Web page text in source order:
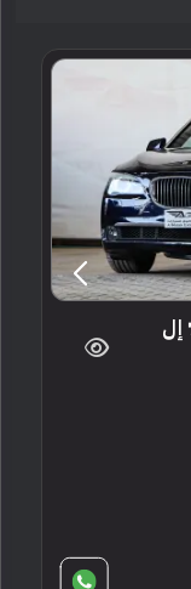
2010 بي ام دبليو الفئة السابعة 740 إل